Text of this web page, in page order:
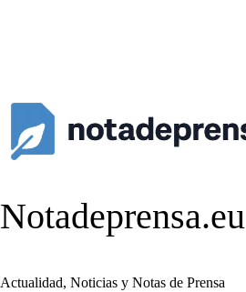
Notadeprensa.eu
Actualidad, Noticias y Notas de Prensa